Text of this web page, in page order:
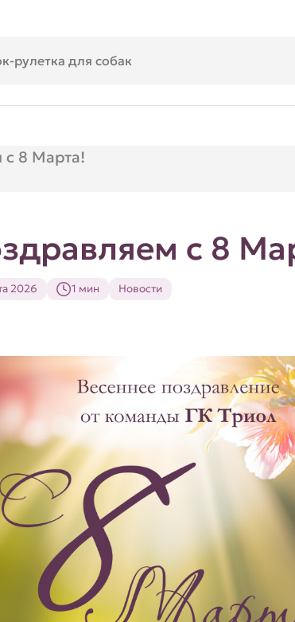
с 8 Марта!
с 8
2026 1 мин Новости